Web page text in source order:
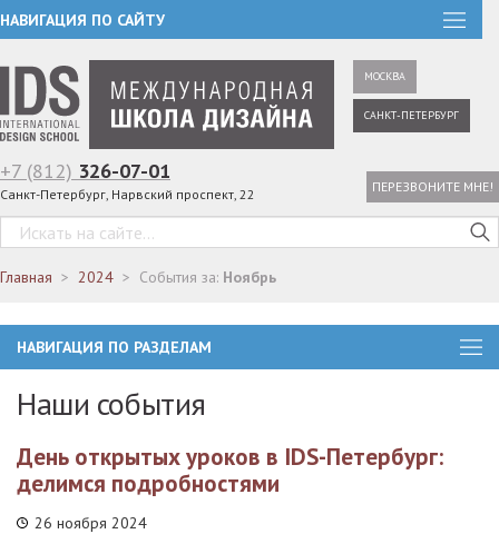
НАВИГАЦИЯ ПО САЙТУ
МОСКВА
САНКТ-ПЕТЕРБУРГ
+7 (812) 326-07-01
Санкт-Петербург, Нарвский проспект, 22 ПЕРЕЗВОНИТЕ МНЕ!
Главная 2024 События за: Ноябрь
НАВИГАЦИЯ ПО РАЗДЕЛАМ
Наши события
День открытых уроков в IDS-Петербург:
делимся подробностями
26 ноября 2024